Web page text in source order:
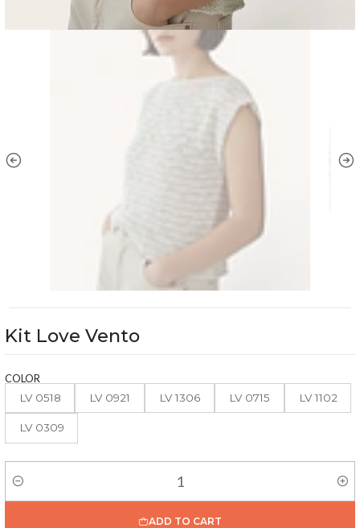
Kit Love Vento
COLOR
LV 0518
LV 0921 LV 1306 LV 0715 LV 1102
LV 0309
Quantity
ADD TO CART